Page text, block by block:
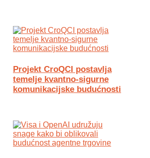
Projekt CroQCI postavlja
temelje kvantno-sigurne
komunikacijske budućnosti